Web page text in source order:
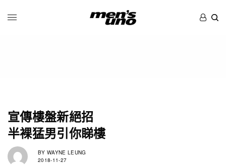
宣傳樓盤新絕招
半裸猛男引你睇樓
BY WAYNE LEUNG
2018-11-27